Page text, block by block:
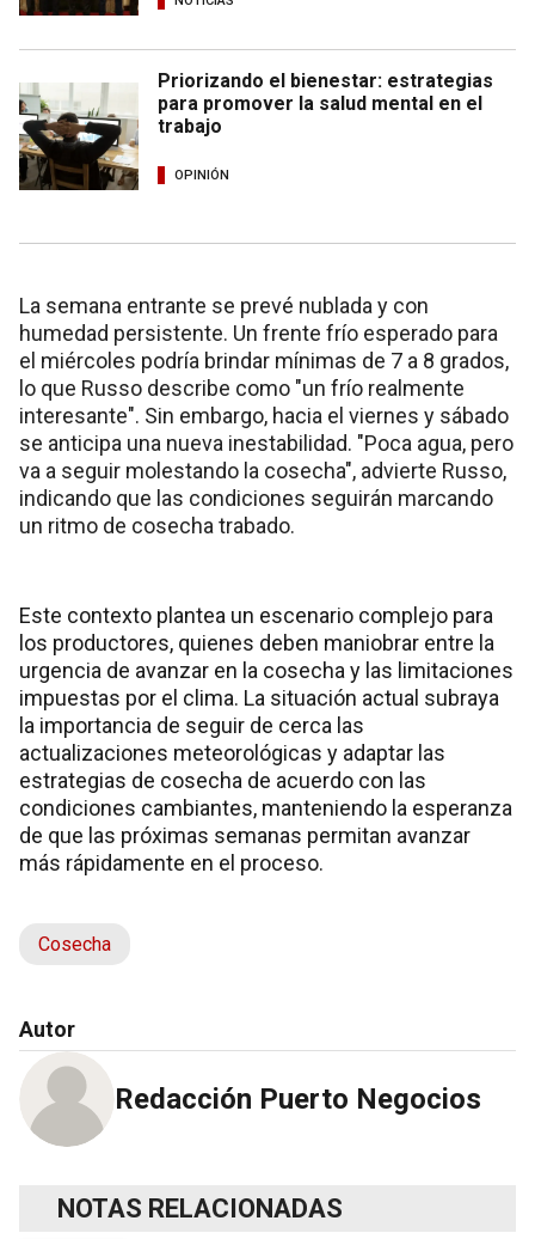
Priorizando el bienestar: estrategias
para promover la salud mental en el
trabajo
OPINIÓN
La semana entrante se prevé nublada y con
humedad persistente. Un frente frío esperado para
el miércoles podría brindar mínimas de 7 a 8 grados,
lo que Russo describe como "un frío realmente
interesante". Sin embargo, hacia el viernes y sábado
se anticipa una nueva inestabilidad. "Poca agua, pero
va a seguir molestando la cosecha", advierte Russo,
indicando que las condiciones seguirán marcando
un ritmo de cosecha trabado.
Este contexto plantea un escenario complejo para
los productores, quienes deben maniobrar entre la
urgencia de avanzar en la cosecha y las limitaciones
impuestas por el clima. La situación actual subraya
la importancia de seguir de cerca las
actualizaciones meteorológicas y adaptar las
estrategias de cosecha de acuerdo con las
condiciones cambiantes, manteniendo la esperanza
de que las próximas semanas permitan avanzar
más rápidamente en el proceso.
Cosecha
Autor
Redacción Puerto Negocios
NOTAS RELACIONADAS